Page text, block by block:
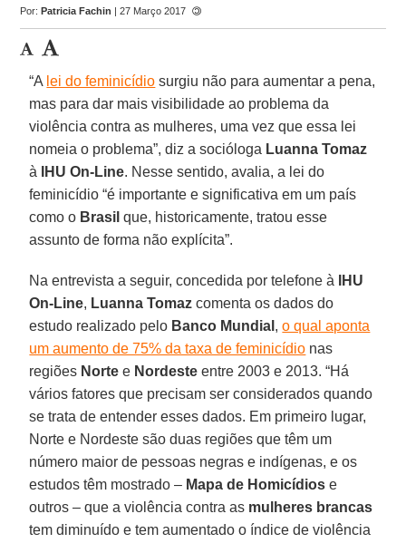
Por:Patricia Fachin | 27 Março 2017
“A lei do feminicídio surgiu não para aumentar a pena,
mas para dar mais visibilidade ao problema da
violência contra as mulheres, uma vez que essa lei
nomeia o problema”, diz a socióloga Luanna Tomaz
à
IHU On-Line. Nesse sentido, avalia, a lei do
feminicídio “é importante e significativa em um país
como o Brasil que, historicamente, tratou esse
assunto de forma não explícita”.
Na entrevista a seguir, concedida por telefone à IHU
On-Line, Luanna Tomaz comenta os dados do
estudo realizado pelo Banco Mundial ,o qual aponta
um aumento de 75% da taxa de feminicídio nas
regiões Norte e Nordeste entre 2003 e 2013. “Há
vários fatores que precisam ser considerados quando
se trata de entender esses dados. Em primeiro lugar,
Norte e Nordeste são duas regiões que têm um
número maior de pessoas negras e indígenas, e os
estudos têm mostrado – Mapa de Homicídios e
outros – que a violência contra as mulheres brancas
tem diminuído e tem aumentado o índice de violência